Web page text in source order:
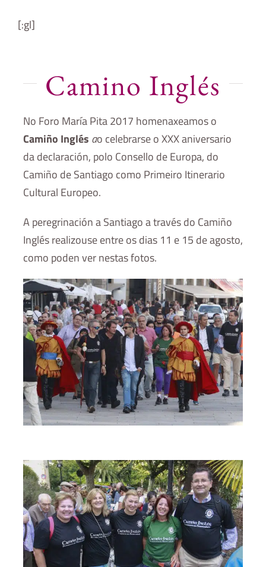
[:gl]
Camino Inglés
No Foro María Pita 2017 homenaxeamos o
Camiño Inglés ao celebrarse o XXX aniversario
da declaración, polo Consello de Europa, do
Camiño de Santiago como Primeiro Itinerario
Cultural Europeo.
A peregrinación a Santiago a través do Camiño
Inglés realizouse entre os dias 11 e 15 de agosto,
como poden ver nestas fotos.